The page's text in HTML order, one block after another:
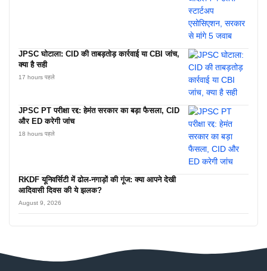
JPSC घोटाला: CID की ताबड़तोड़ कार्रवाई या CBI जांच,
क्या है सही
17 hours पहले
JPSC PT परीक्षा रद्द: हेमंत सरकार का बड़ा फैसला, CID
और ED करेगी जांच
18 hours पहले
RKDF यूनिवर्सिटी में ढोल-नगाड़ों की गूंज: क्या आपने देखी
आदिवासी दिवस की ये झलक?
August 9, 2026